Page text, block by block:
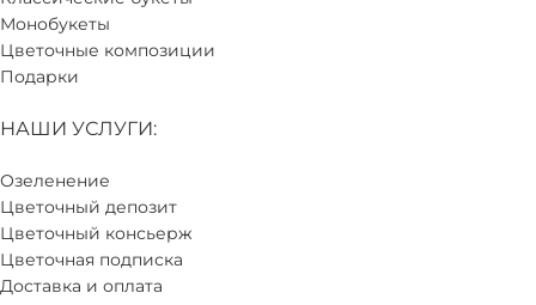
Монобукеты
Цветочные композиции
Подарки
НАШИ УСЛУГИ:
Озеленение
Цветочный депозит
Цветочный консьерж
Цветочная подписка
Доставка и оплата